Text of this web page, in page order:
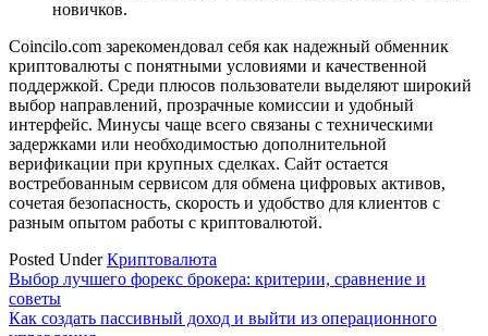
новичков.
Coincilo.com зарекомендовал себя как надежный обменник
криптовалюты с понятными условиями и качественной
поддержкой. Среди плюсов пользователи выделяют широкий
выбор направлений, прозрачные комиссии и удобный
интерфейс. Минусы чаще всего связаны с техническими
задержками или необходимостью дополнительной
верификации при крупных сделках. Сайт остается
востребованным сервисом для обмена цифровых активов,
сочетая безопасность, скорость и удобство для клиентов с
разным опытом работы с криптовалютой.
Posted UnderКриптовалюта
Навигация
по
Выбор лучшего форекс брокера: критерии, сравнение и
советы
Как создать пассивный доход и выйти из операционного